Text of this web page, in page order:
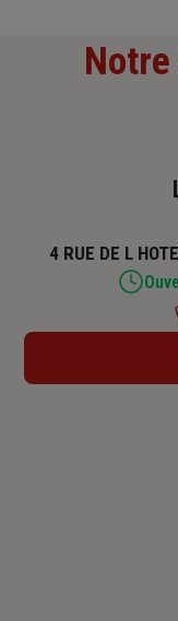
4 RUE DE L